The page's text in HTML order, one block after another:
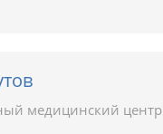
медицинский центр